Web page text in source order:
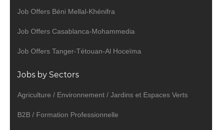
Job Offers Béni Mellal-Khénifra
Job Offers Casablanca-Mohammedia
Job Offers Tanger-Tétouan-Al Hoceïma
Jobs by Sectors
Agriculture / Environnement / Jardins et Espaces Verts
B2B / Formation Professionnelle